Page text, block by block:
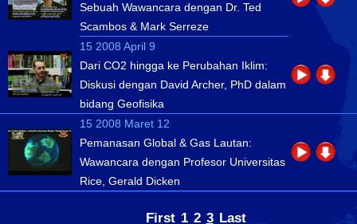
Sebuah Wawancara dengan Dr. Ted
Scambos & Mark Serreze
15 2008 April 9
Dari CO2 hingga ke Perubahan Iklim:
Diskusi dengan David Archer, PhD dalam
bidang Geofisika
15 2008 Maret 12
Pemanasan Global & Gas Lautan:
Wawancara dengan Profesor Universitas
Rice, Gerald Dicken
First 1 2 3 Last